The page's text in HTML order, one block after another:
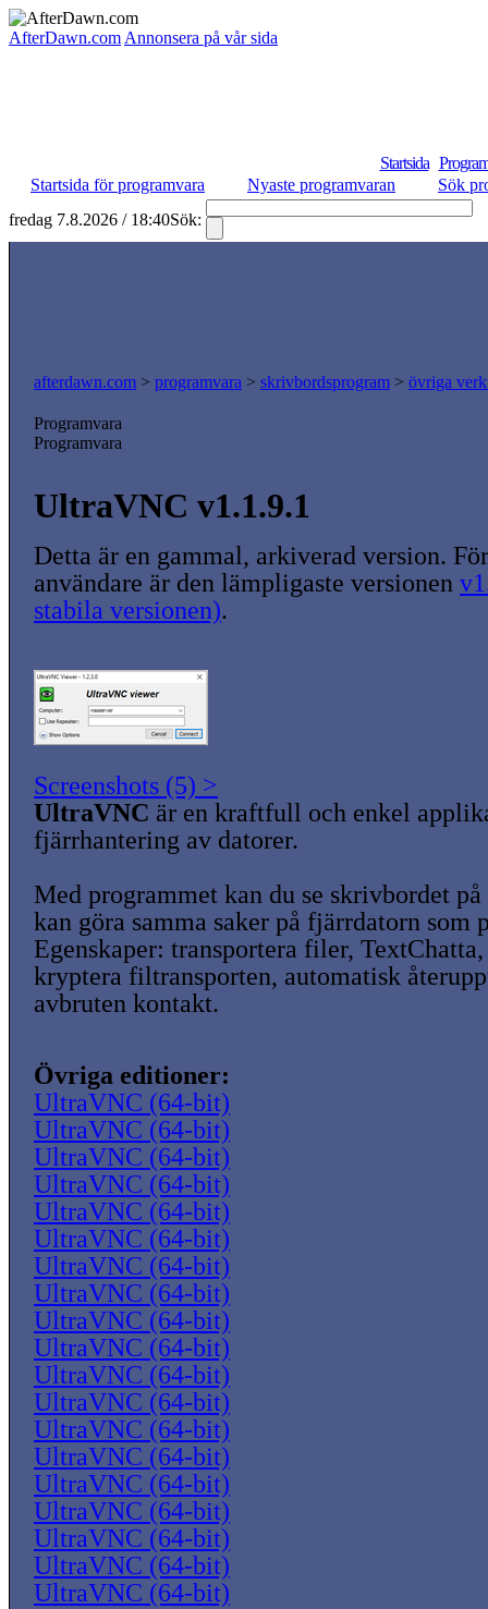
AfterDawn.com Annonsera på vår sida
Startsida
Startsida för programvara
Nyaste programvaran
Sök
fredag 7.8.2026 / 18:40Sök:
afterdawn.com > programvara > skrivbordsprogram > övriga
Programvara
Programvara
UltraVNC v1.1.9.1
Detta är en gammal, arkiverad version.
användare är den lämpligaste versionen
stabila versionen).
Screenshots (5) >
UltraVNC är en kraftfull och enkel
fjärrhantering av datorer.
Med programmet kan du se skrivbordet på
kan göra samma saker på fjärrdatorn som
Egenskaper: transportera filer,
kryptera filtransporten, automatisk
avbruten kontakt.
Övriga editioner:
UltraVNC (64-bit)
UltraVNC (64-bit)
UltraVNC (64-bit)
UltraVNC (64-bit)
UltraVNC (64-bit)
UltraVNC (64-bit)
UltraVNC (64-bit)
UltraVNC (64-bit)
UltraVNC (64-bit)
UltraVNC (64-bit)
UltraVNC (64-bit)
UltraVNC (64-bit)
UltraVNC (64-bit)
UltraVNC (64-bit)
UltraVNC (64-bit)
UltraVNC (64-bit)
UltraVNC (64-bit)
UltraVNC (64-bit)
UltraVNC (64-bit)